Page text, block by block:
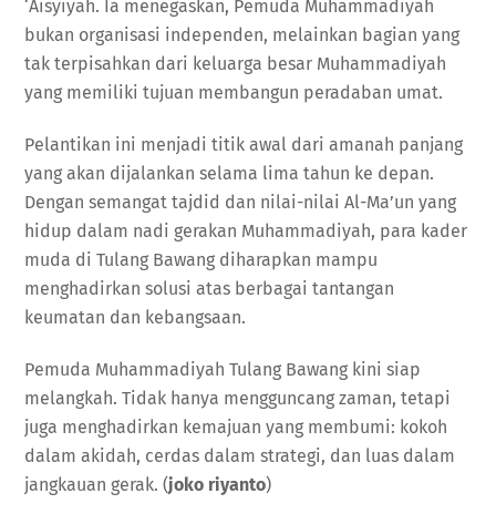
‘Aisyiyah. Ia menegaskan, Pemuda Muhammadiyah
bukan organisasi independen, melainkan bagian yang
tak terpisahkan dari keluarga besar Muhammadiyah
yang memiliki tujuan membangun peradaban umat.
Pelantikan ini menjadi titik awal dari amanah panjang
yang akan dijalankan selama lima tahun ke depan.
Dengan semangat tajdid dan nilai-nilai Al-Ma’un yang
hidup dalam nadi gerakan Muhammadiyah, para kader
muda di Tulang Bawang diharapkan mampu
menghadirkan solusi atas berbagai tantangan
keumatan dan kebangsaan.
Pemuda Muhammadiyah Tulang Bawang kini siap
melangkah. Tidak hanya mengguncang zaman, tetapi
juga menghadirkan kemajuan yang membumi: kokoh
dalam akidah, cerdas dalam strategi, dan luas dalam
jangkauan gerak. (joko riyanto)